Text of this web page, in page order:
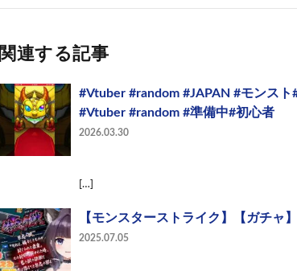
関連する記事
#Vtuber #random #JAPAN #モンス
#Vtuber #random #準備中#初心者
2026.03.30
[…]
【モンスターストライク】【ガチャ
2025.07.05